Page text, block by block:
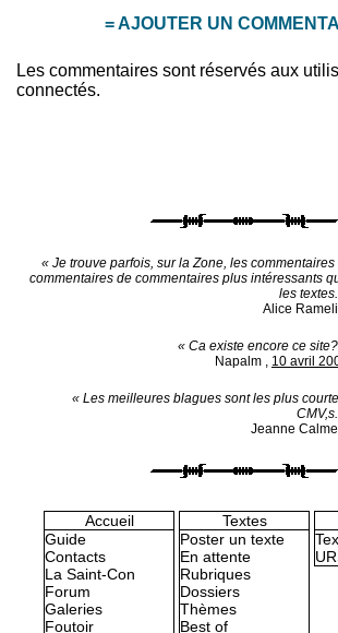
= AJOUTER UN
Les commentaires sont réservés aux
connectés.
« Je trouve parfois, sur la Zone, les commentaires
commentaires de commentaires plus intéressants
les
Alice
« Ca existe encore ce
Napalm , 10 avril
« Les meilleures blagues sont les plus
Jeanne
Accueil
Guide
Contacts
La Saint-Con
Forum
Galeries
Foutoir
Textes
Poster un texte
En attente
Rubriques
Dossiers
Thèmes
Best of